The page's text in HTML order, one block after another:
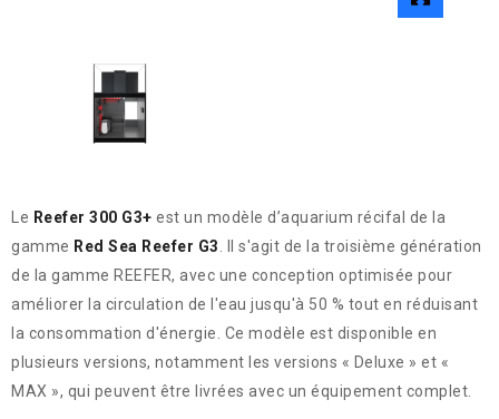
Le Reefer 300 G3+ est un modèle d’aquarium récifal de la
gamme Red Sea Reefer G3
Il s'agit de la troisième génération
de la gamme REEFER, avec une conception optimisée pour
améliorer la circulation de l'eau jusqu'à 50 % tout en réduisant
la consommation d'énergie. Ce modèle est disponible en
plusieurs versions, notamment les versions « Deluxe » et «
MAX », qui peuvent être livrées avec un équipement complet.